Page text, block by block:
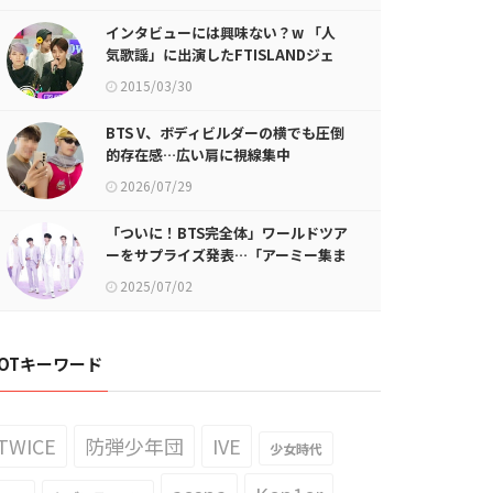
インタビューには興味ない？w 「人
気歌謡」に出演したFTISLANDジェ
ジンのgif画像が話題に
2015/03/30
BTS V、ボディビルダーの横でも圧倒
的存在感…広い肩に視線集中
2026/07/29
「ついに！BTS完全体」ワールドツア
ーをサプライズ発表…「アーミー集ま
れ！」
2025/07/02
キーワード
防弾少年団 IVE 少女時代